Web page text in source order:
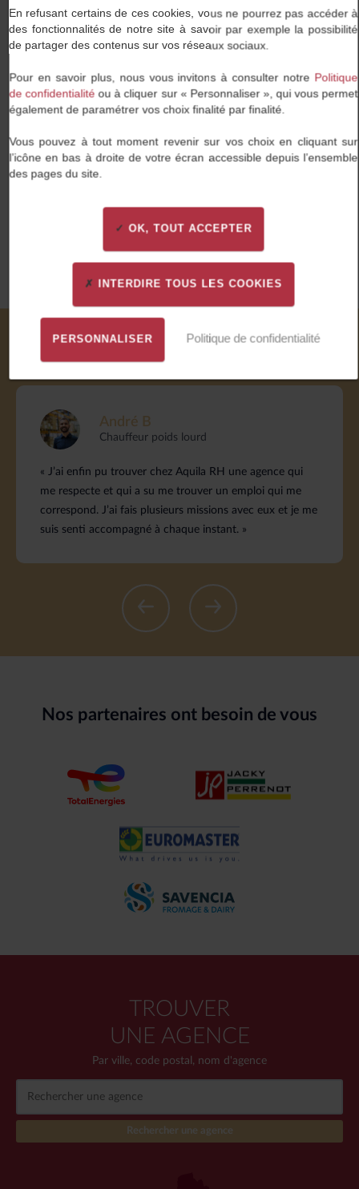
Travaillez enfin dans une entreprise qui partage vos
valeurs et au sein de laquelle vous pourrez vous
épanouir.
Une proximité de tous les instants
Nous tissons des liens forts avec nos candidats et
plus grande force.
Nos valeurs à travers vos mots
André B
Chauffeur poids lourd
« J’ai enfin pu trouver chez Aquila RH une agence qui
me respecte et qui a su me trouver un emploi qui me
correspond. J’ai fais plusieurs missions avec eux et je me
suis senti accompagné à chaque instant. »
Nos partenaires ont besoin de vous
TROUVER
UNE AGENCE
Par ville, code postal, nom d'agence
En refusant certains de ces cookies, vous ne pourrez pas accéder à
des fonctionnalités de notre site à savoir par exemple la possibilité
de partager des contenus sur vos réseaux sociaux.
Pour en savoir plus, nous vous invitons à consulter notre Politique
de confidentialité ou à cliquer sur « Personnaliser », qui vous permet
également de paramétrer vos choix finalité par finalité.
Vous pouvez à tout moment revenir sur vos choix en cliquant sur
l’icône en bas à droite de votre écran accessible depuis l’ensemble
des pages du site.
OK, TOUT ACCEPTER
INTERDIRE TOUS LES COOKIES
PERSONNALISER Politique de confidentialité